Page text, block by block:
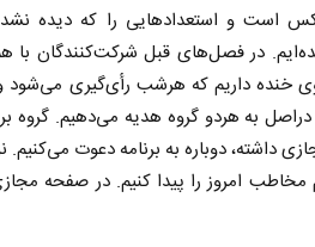
است و استعدادهایی را که دیده
در فصل‌های قبل شرکت‌کنندگان با
داریم که هر‌شب رأی‌گیری می‌شود و
به هر‌دو گروه هدیه می‌دهیم. گروه
داشته، دوباره به برنامه دعوت می‌کنیم.
مخاطب امروز را پیدا کنیم. در صفحه